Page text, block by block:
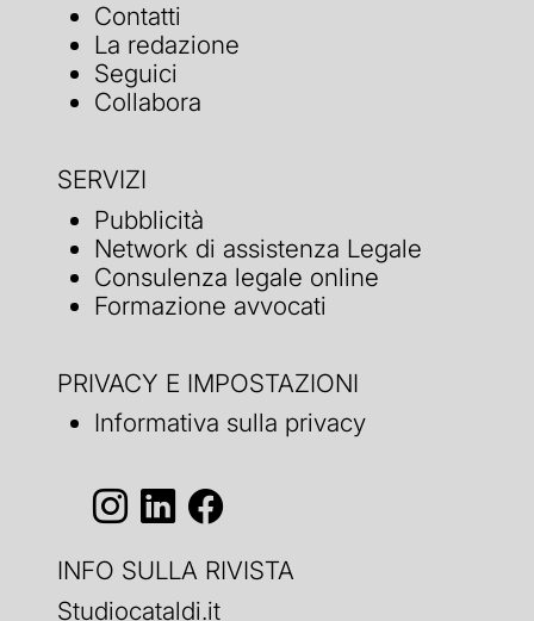
Contatti
La redazione
Seguici
Collabora
SERVIZI
Pubblicità
Network di assistenza Legale
Consulenza legale online
Formazione avvocati
PRIVACY E IMPOSTAZIONI
Informativa sulla privacy
INFO SULLA RIVISTA
Studiocataldi.it